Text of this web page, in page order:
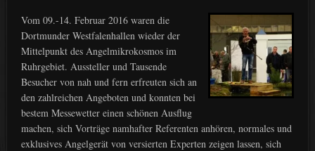
Vom 09.-14. Februar 2016 waren die
Dortmunder Westfalenhallen wieder der
Mittelpunkt des Angelmikrokosmos im
Ruhrgebiet. Aussteller und Tausende
Besucher von nah und fern erfreuten sich an
den zahlreichen Angeboten und konnten bei
bestem Messewetter einen schönen Ausflug
machen, sich Vorträge namhafter Referenten anhören, normales und
exklusives Angelgerät von versierten Experten zeigen lassen, sich